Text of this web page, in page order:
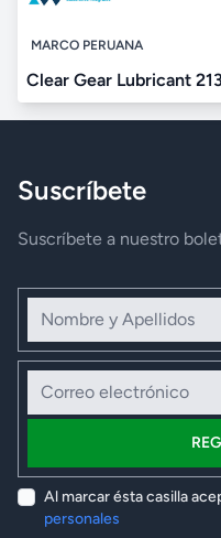
MARCO PERUANA
Clear Gear Lubricant
Suscríbete
Suscríbete a nuestro
Nombre y Apellidos
Correo electrónico
Al marcar ésta casilla
personales